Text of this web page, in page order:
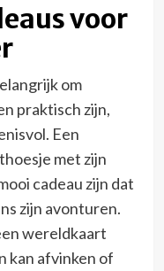
voor
om
praktisch zijn,
Een
met zijn
cadeau zijn dat
zijn avonturen.
wereldkaart
kan afvinken of